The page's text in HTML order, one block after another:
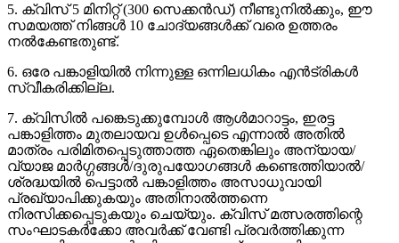
5. ക്വിസ് 5 മിനിറ്റ് (300 സെക്കൻഡ്) നീണ്ടുനിൽക്കും, ഈ
സമയത്ത് നിങ്ങൾ 10 ചോദ്യങ്ങൾക്ക് വരെ ഉത്തരം
നൽകേണ്ടതുണ്ട്.
6. ഒരേ പങ്കാളിയിൽ നിന്നുള്ള ഒന്നിലധികം എൻട്രികൾ
സ്വീകരിക്കില്ല.
7. ക്വിസിൽ പങ്കെടുക്കുമ്പോൾ ആൾമാറാട്ടം, ഇരട്ട
പങ്കാളിത്തം മുതലായവ ഉൾപ്പെടെ എന്നാൽ അതിൽ
മാത്രം പരിമിതപ്പെടുത്താത്ത ഏതെങ്കിലും അന്യായ/
വ്യാജ മാർഗ്ഗങ്ങൾ/ദുരുപയോഗങ്ങൾ കണ്ടെത്തിയാൽ/
ശ്രദ്ധയിൽ പെട്ടാൽ പങ്കാളിത്തം അസാധുവായി
പ്രഖ്യാപിക്കുകയും അതിനാൽത്തന്നെ
നിരസിക്കപ്പെടുകയും ചെയ്യും. ക്വിസ് മത്സരത്തിന്റെ
സംഘാടകർക്കോ അവർക്ക് വേണ്ടി പ്രവർത്തിക്കുന്ന